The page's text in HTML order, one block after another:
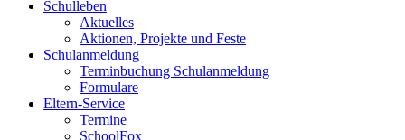
Schulleben
Aktuelles
Aktionen, Projekte und Feste
Schulanmeldung
Terminbuchung Schulanmeldung
Formulare
Eltern-Service
Termine
SchoolFox